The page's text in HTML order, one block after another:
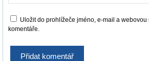
Uložit do prohlížeče jméno, e-mail a
komentáře.